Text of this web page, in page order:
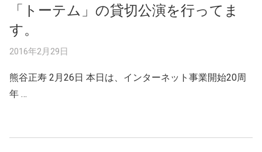
「トーテム」の貸切公演を行ってま
す。
2016年2月29日
熊谷正寿 2月26日 本日は、インターネット事業開始20周
年 …